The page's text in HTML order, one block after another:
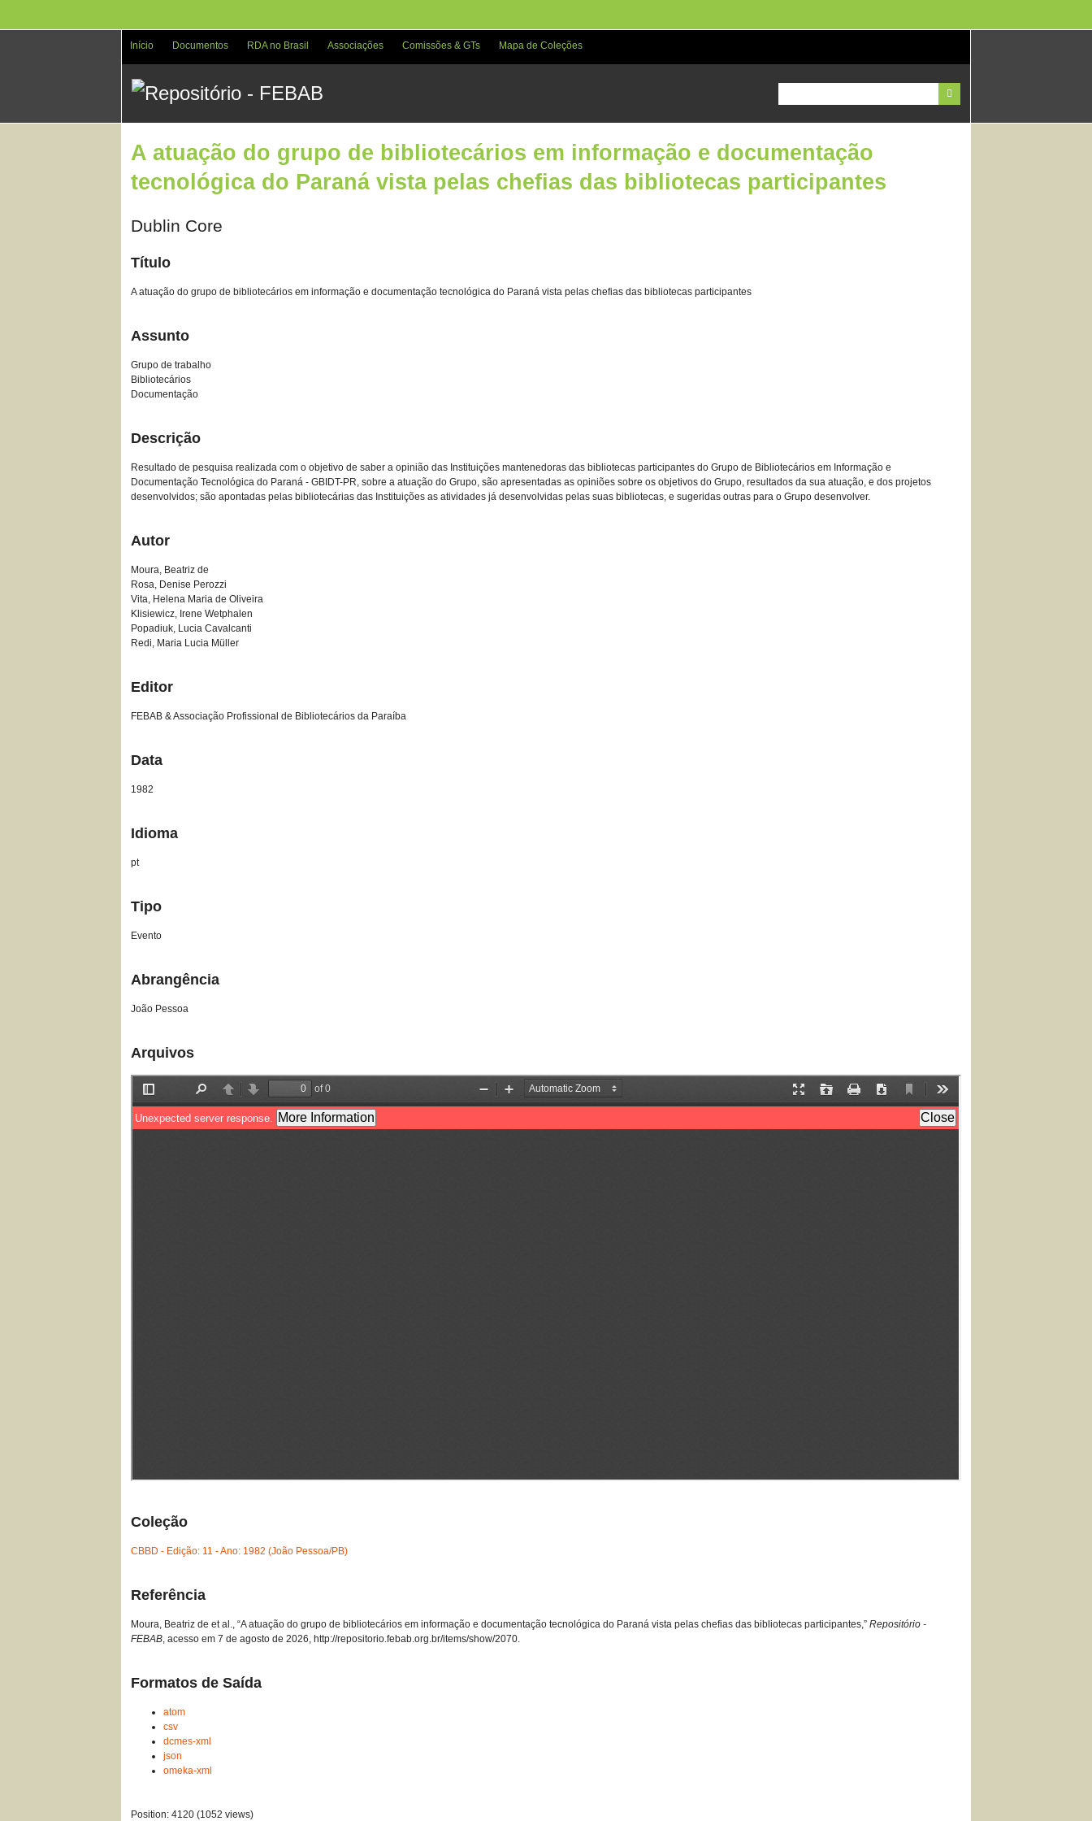
Início Documentos RDA no Brasil Associações Comissões & GTs Mapa de Coleções
A atuação do grupo de bibliotecários em informação e documentação
tecnológica do Paraná vista pelas chefias das bibliotecas participantes
Dublin Core
Título
A atuação do grupo de bibliotecários em informação e documentação tecnológica do Paraná vista pelas chefias das bibliotecas participantes
Assunto
Grupo de trabalho
Bibliotecários
Documentação
Descrição
Resultado de pesquisa realizada com o objetivo de saber a opinião das Instituições mantenedoras das bibliotecas participantes do Grupo de Bibliotecários em Informação e
Documentação Tecnológica do Paraná - GBIDT-PR, sobre a atuação do Grupo, são apresentadas as opiniões sobre os objetivos do Grupo, resultados da sua atuação, e dos projetos
desenvolvidos; são apontadas pelas bibliotecárias das Instituições as atividades já desenvolvidas pelas suas bibliotecas, e sugeridas outras para o Grupo desenvolver.
Autor
Moura, Beatriz de
Rosa, Denise Perozzi
Vita, Helena Maria de Oliveira
Klisiewicz, Irene Wetphalen
Popadiuk, Lucia Cavalcanti
Redi, Maria Lucia Müller
Editor
FEBAB & Associação Profissional de Bibliotecários da Paraíba
Data
1982
Idioma
pt
Tipo
Evento
Abrangência
João Pessoa
Arquivos
Coleção
CBBD - Edição: 11 - Ano: 1982 (João Pessoa/PB)
Referência
Moura, Beatriz de et al., “A atuação do grupo de bibliotecários em informação e documentação tecnológica do Paraná vista pelas chefias das bibliotecas participantes,”Repositório -
FEBAB, acesso em 7 de agosto de 2026, http://repositorio.febab.org.br/items/show/2070.
Formatos de Saída
atom
csv
dcmes-xml
json
omeka-xml
Position:4120 (1052 views)